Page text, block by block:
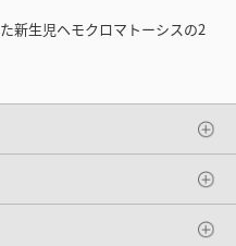
新生児ヘモクロマトーシスの2